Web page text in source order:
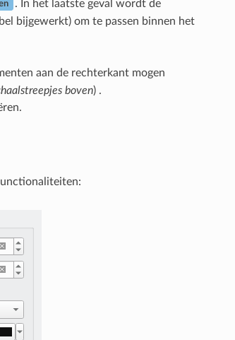
. In het laatste geval wordt de
bijgewerkt) om te passen binnen het
aan de rechterkant mogen
boven) .